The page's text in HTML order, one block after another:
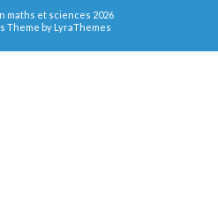
maths et sciences 2026
Theme by LyraThemes